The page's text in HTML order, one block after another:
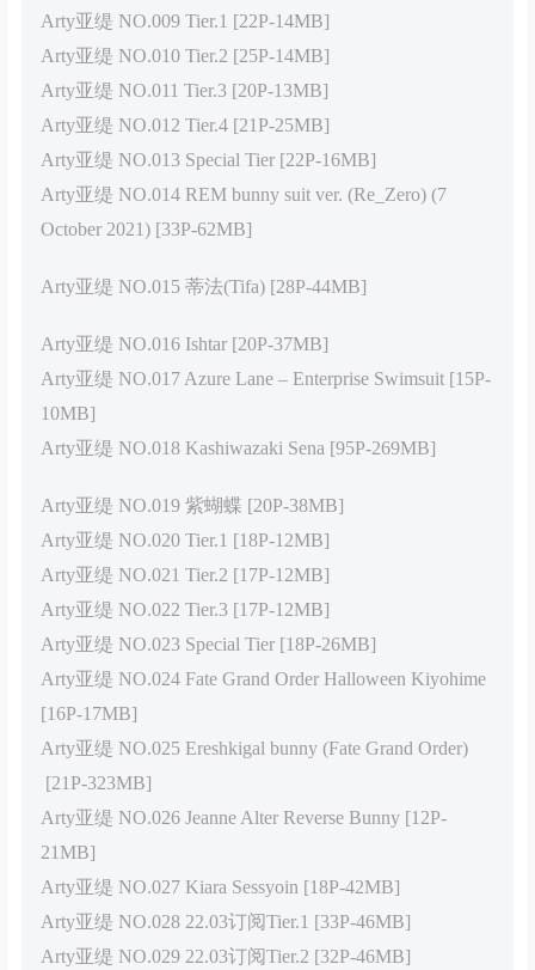
Arty亚缇 NO.009 Tier.1 [22P-14MB]
Arty亚缇 NO.010 Tier.2 [25P-14MB]
Arty亚缇 NO.011 Tier.3 [20P-13MB]
Arty亚缇 NO.012 Tier.4 [21P-25MB]
Arty亚缇 NO.013 Special Tier [22P-16MB]
Arty亚缇 NO.014 REM bunny suit ver. (Re_Zero) (7
October 2021) [33P-62MB]
Arty亚缇 NO.015 蒂法(Tifa) [28P-44MB]
Arty亚缇 NO.016 Ishtar [20P-37MB]
Arty亚缇 NO.017 Azure Lane – Enterprise Swimsuit [15P-
10MB]
Arty亚缇 NO.018 Kashiwazaki Sena [95P-269MB]
Arty亚缇 NO.019 紫蝴蝶 [20P-38MB]
Arty亚缇 NO.020 Tier.1 [18P-12MB]
Arty亚缇 NO.021 Tier.2 [17P-12MB]
Arty亚缇 NO.022 Tier.3 [17P-12MB]
Arty亚缇 NO.023 Special Tier [18P-26MB]
Arty亚缇 NO.024 Fate Grand Order Halloween Kiyohime
[16P-17MB]
Arty亚缇 NO.025 Ereshkigal bunny (Fate Grand Order)
[21P-323MB]
Arty亚缇 NO.026 Jeanne Alter Reverse Bunny [12P-
21MB]
Arty亚缇 NO.027 Kiara Sessyoin [18P-42MB]
Arty亚缇 NO.028 22.03订阅Tier.1 [33P-46MB]
Arty亚缇 NO.029 22.03订阅Tier.2 [32P-46MB]